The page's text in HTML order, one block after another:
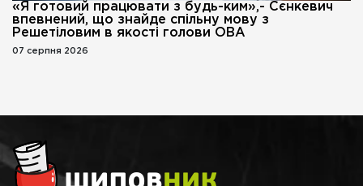
«Я готовий працювати з будь-ким»,- Сєнкевич
впевнений, що знайде спільну мову з
Решетіловим в якості голови ОВА
07 серпня 2026